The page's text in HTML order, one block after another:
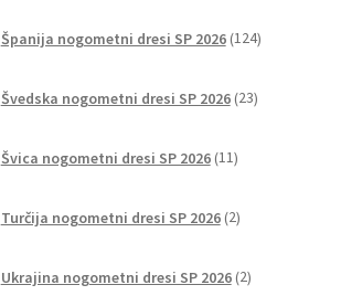
Španija nogometni dresi SP 2026 124izdelkov
Švedska nogometni dresi SP 2026 23izdelkov
Švica nogometni dresi SP 2026 11izdelkov
Turčija nogometni dresi SP 2026 2izdelka
Ukrajina nogometni dresi SP 2026 2izdelka